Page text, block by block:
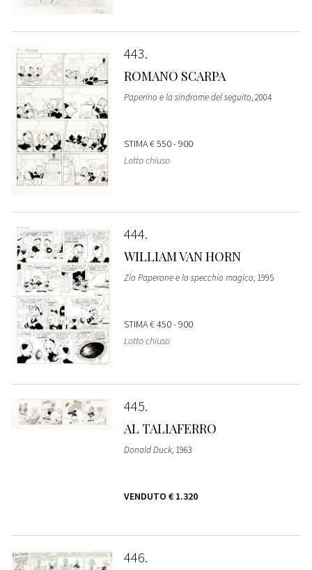
443
ROMANO SCARPA
Paperino e la sindrome del seguito, 2004
STIMA€ 550 - 900
Lotto chiuso
444
WILLIAM VAN HORN
Zio Paperone e lo specchio magico, 1995
STIMA€ 450 - 900
Lotto chiuso
445
AL TALIAFERRO
Donald Duck, 1963
VENDUTO € 1.320
446